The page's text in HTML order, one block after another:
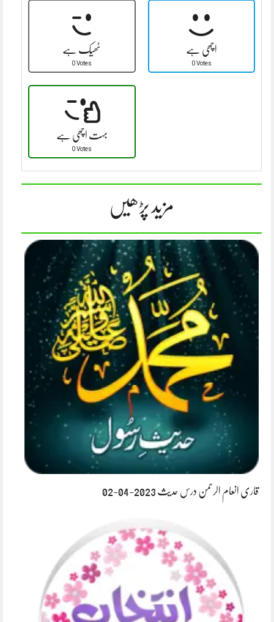
ٹھیک ہے
0 Votes
اچھی ہے
0 Votes
بہت اچھی ہے
0 Votes
مزید پڑھیں
قاری انعام الرحمن درس حدیث 2023-04-02